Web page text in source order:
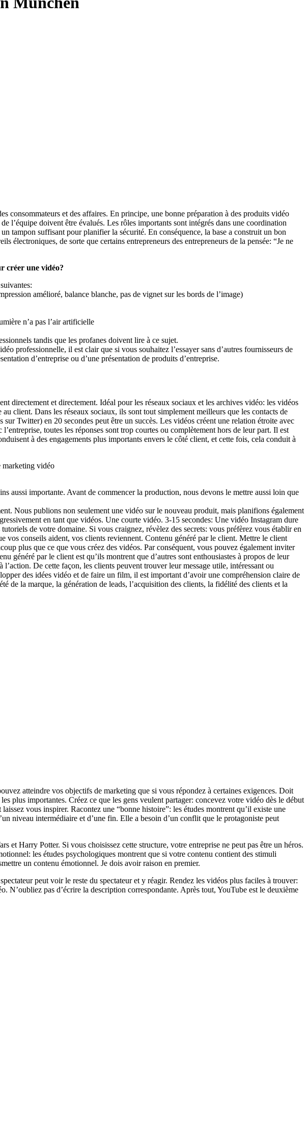
consommateurs et des affaires. En principe, une bonne préparation à des produits vidéo
l’équipe doivent être évalués. Les rôles importants sont intégrés dans une coordination
tampon suffisant pour planifier la sécurité. En conséquence, la base a construit un bon
électroniques, de sorte que certains entrepreneurs des entrepreneurs de la pensée: “Je ne
créer une vidéo?
amélioré, balance blanche, pas de vignet sur les bords de l’image)
n’a pas l’air artificielle
tandis que les profanes doivent lire à ce sujet.
professionnelle, il est clair que si vous souhaitez l’essayer sans d’autres fournisseurs de
d’entreprise ou d’une présentation de produits d’entreprise.
directement et directement. Idéal pour les réseaux sociaux et les archives vidéo: les vidéos
client. Dans les réseaux sociaux, ils sont tout simplement meilleurs que les contacts de
Twitter) en 20 secondes peut être un succès. Les vidéos créent une relation étroite avec
toutes les réponses sont trop courtes ou complètement hors de leur part. Il est
à des engagements plus importants envers le côté client, et cette fois, cela conduit à
marketing vidéo
aussi importante. Avant de commencer la production, nous devons le mettre aussi loin que
Nous publions non seulement une vidéo sur le nouveau produit, mais planifions également
en tant que vidéos. Une courte vidéo. 3-15 secondes: Une vidéo Instagram dure
de votre domaine. Si vous craignez, révèlez des secrets: vous préfèrez vous établir en
vos conseils aident, vos clients reviennent. Contenu généré par le client. Mettre le client
plus que ce que vous créez des vidéos. Par conséquent, vous pouvez également inviter
par le client est qu’ils montrent que d’autres sont enthousiastes à propos de leur
De cette façon, les clients peuvent trouver leur message utile, intéressant ou
des idées vidéo et de faire un film, il est important d’avoir une compréhension claire de
de la marque, la génération de leads, l’acquisition des clients, la fidélité des clients et la
atteindre vos objectifs de marketing que si vous répondez à certaines exigences. Doit
plus importantes. Créez ce que les gens veulent partager: concevez votre vidéo dès le début
vous inspirer. Racontez une “bonne histoire”: les études montrent qu’il existe une
niveau intermédiaire et d’une fin. Elle a besoin d’un conflit que le protagoniste peut
et Harry Potter. Si vous choisissez cette structure, votre entreprise ne peut pas être un héros.
les études psychologiques montrent que si votre contenu contient des stimuli
un contenu émotionnel. Je dois avoir raison en premier.
peut voir le reste du spectateur et y réagir. Rendez les vidéos plus faciles à trouver:
N’oubliez pas d’écrire la description correspondante. Après tout, YouTube est le deuxième